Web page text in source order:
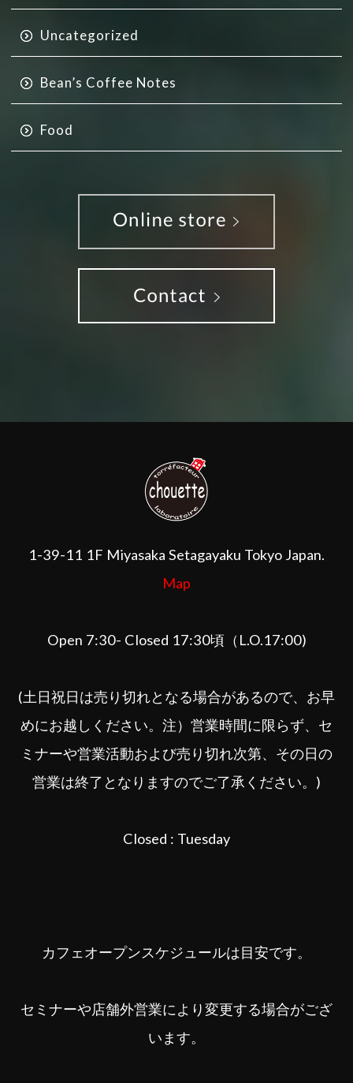
Uncategorized
Bean’s Coffee Notes
Food
1-39-11 1F Miyasaka Setagayaku Tokyo Japan.
Map
Open 7:30- Closed 17:30頃（L.O.17:00)
(土日祝日は売り切れとなる場合があるので、お早
めにお越しください。注）営業時間に限らず、セ
ミナーや営業活動および売り切れ次第、その日の
営業は終了となりますのでご了承ください。)
Closed : Tuesday
カフェオープンスケジュールは目安です。
セミナーや店舗外営業により変更する場合がござ
います。